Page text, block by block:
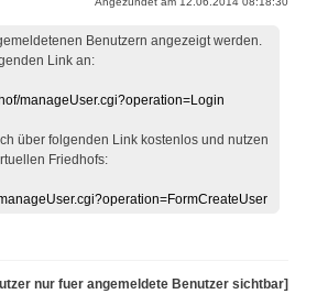
Benutzern angezeigt werden.
Link an:
manageUser.cgi?operation=Login
über folgenden Link kostenlos und nutzen
Friedhofs:
nur fuer angemeldete Benutzer sichtbar]